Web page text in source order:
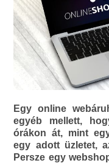
Egy online
egyéb mellett,
órákon át, mint
egy adott üzletet,
Persze egy